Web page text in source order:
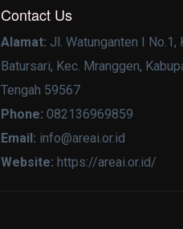
Contact Us
Alamat: Jl. Watunganten I No.1,
Batursari, Kec. Mranggen,
Tengah 59567
Phone: 082136969859
Email: info@areai.or.id
Website: https://areai.or.id/